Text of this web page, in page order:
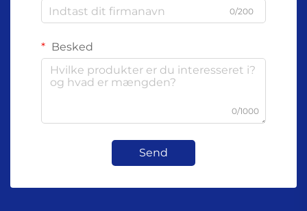
0/200
Besked
0/1000
Send